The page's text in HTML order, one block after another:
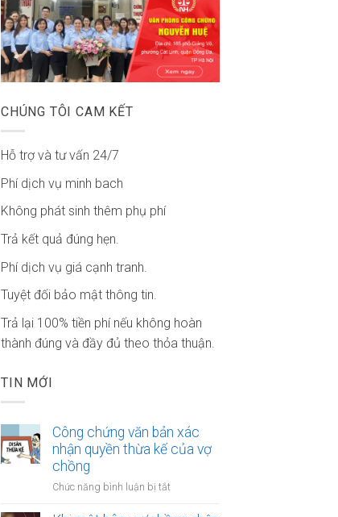
CHÚNG TÔI CAM KẾT
Hỗ trợ và tư vấn 24/7
Phí dịch vụ minh bach
Không phát sinh thêm phụ phí
Trả kết quả đúng hẹn.
Phí dịch vụ giá cạnh tranh.
Tuyệt đối bảo mật thông tin.
Trả lại 100% tiền phí nếu không hoàn
thành đúng và đầy đủ theo thỏa thuận.
TIN MỚI
Công chứng văn bản xác
nhận quyền thừa kế của vợ
chồng
Chức năng bình luận bị tắt